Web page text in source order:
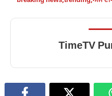
TimeTV